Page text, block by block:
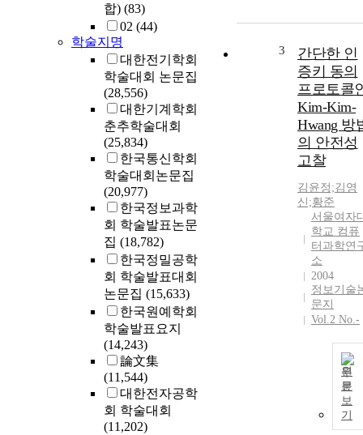
합) (83)
02 (44)
학술지명
대한전기학회
학술대회 논문집
(28,556)
대한기계학회
춘추학술대회
(25,834)
한국통신학회
학술대회논문집
(20,977)
한국정보과학
회 학술발표논문
집 (18,782)
한국정밀공학
회 학술발표대회
논문집 (15,633)
한국원예학회
학술발표요지
(14,243)
論文集
(11,544)
대한전자공학
회 학술대회
(11,202)
3
간단한 인
증키 동의
프로토콜
Kim-Kim-
Hwang 방
의 안전성
고찰
김윤정;김영
신;황준
서울여자
학교 컴퓨
터과학연
소
2004
정보기술
문지
Vol.2 No.-
원
문
보
기